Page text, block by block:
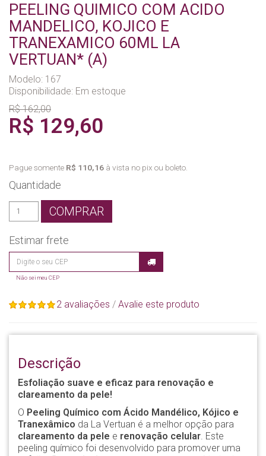
PEELING QUIMICO COM ACIDO
MANDELICO, KOJICO E
TRANEXAMICO 60ML LA
VERTUAN* (A)
Modelo: 167
Disponibilidade: Em estoque
R$ 162,00
R$ 129,60
Pague somente R$ 110,16 à vista no pix ou boleto.
Quantidade
COMPRAR
Estimar frete
Não sei meu CEP
2 avaliações / Avalie este produto
Descrição
Esfoliação suave e eficaz para renovação e
clareamento da pele!
O Peeling Químico com Ácido Mandélico, Kójico e
Tranexâmico da La Vertuan é a melhor opção para
clareamento da pele e renovação celular. Este
peeling químico foi desenvolvido para promover uma